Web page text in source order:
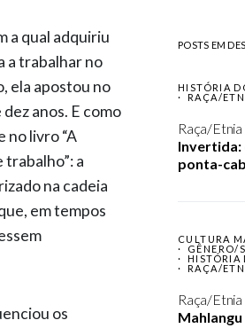
a qual adquiriu
a trabalhar no
ela apostou no
anos. E como
livro “A
a
na cadeia
em tempos
os
POSTS EM
HISTÓRIA
RAÇA/
Raça/Etnia
Invertida:
ponta-
CULTURA
GÊNERO/
HISTÓRIA
RAÇA/
Raça/Etnia
Mahlangu